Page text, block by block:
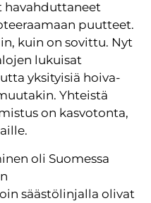
havahduttaneet
puutteet.
kuin on sovittu. Nyt
lukuisat
yksityisiä hoiva-
Yhteistä
on kasvotonta,
oli Suomessa
säästölinjalla olivat